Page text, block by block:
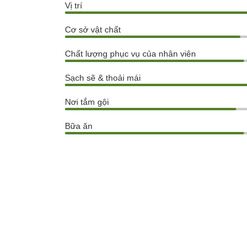
Vị trí
Cơ sở vật chất
Chất lượng phục vụ của nhân viên
Sạch sẽ & thoải mái
Nơi tắm gội
Bữa ăn